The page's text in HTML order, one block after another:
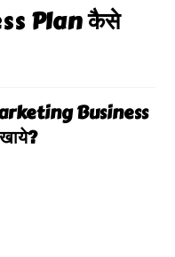
Plan कैसे
Business